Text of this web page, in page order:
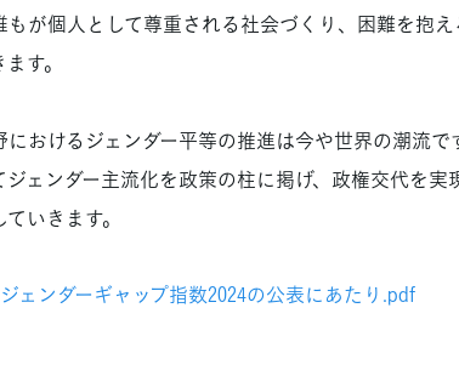
もが個人として尊重される社会づくり、困難を抱
す。
おけるジェンダー平等の推進は今や世界の潮流で
ェンダー主流化を政策の柱に掲げ、政権交代を実
いきます。
ジェンダーギャップ指数2024の公表にあたり.pdf